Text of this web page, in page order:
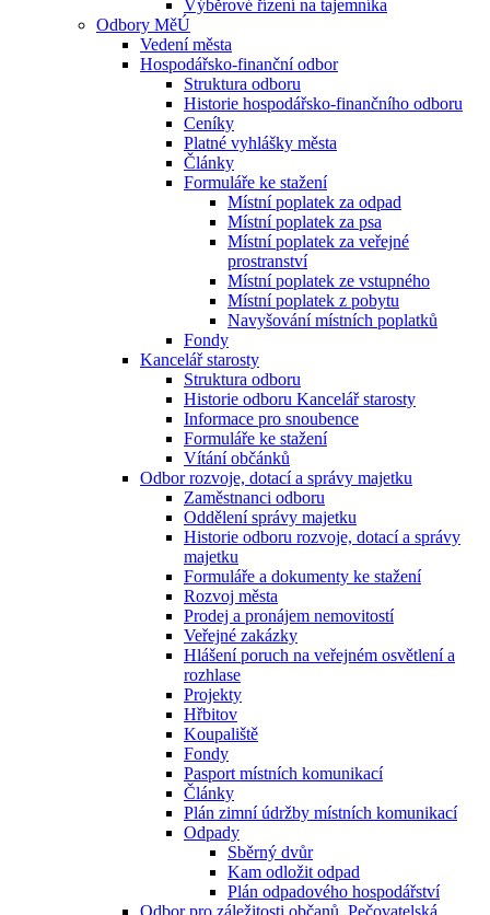
Výběrové řízení na tajemníka
Odbory MěÚ
Vedení města
Hospodářsko-finanční odbor
Struktura odboru
Historie hospodářsko-finančního odboru
Ceníky
Platné vyhlášky města
Články
Formuláře ke stažení
Místní poplatek za odpad
Místní poplatek za psa
Místní poplatek za veřejné
prostranství
Místní poplatek ze vstupného
Místní poplatek z pobytu
Navyšování místních poplatků
Fondy
Kancelář starosty
Struktura odboru
Historie odboru Kancelář starosty
Informace pro snoubence
Formuláře ke stažení
Vítání občánků
Odbor rozvoje, dotací a správy majetku
Zaměstnanci odboru
Oddělení správy majetku
Historie odboru rozvoje, dotací a správy
majetku
Formuláře a dokumenty ke stažení
Rozvoj města
Prodej a pronájem nemovitostí
Veřejné zakázky
Hlášení poruch na veřejném osvětlení a
rozhlase
Projekty
Hřbitov
Koupaliště
Fondy
Pasport místních komunikací
Články
Plán zimní údržby místních komunikací
Odpady
Sběrný dvůr
Kam odložit odpad
Plán odpadového hospodářství
Odbor pro záležitosti občanů, Pečovatelská